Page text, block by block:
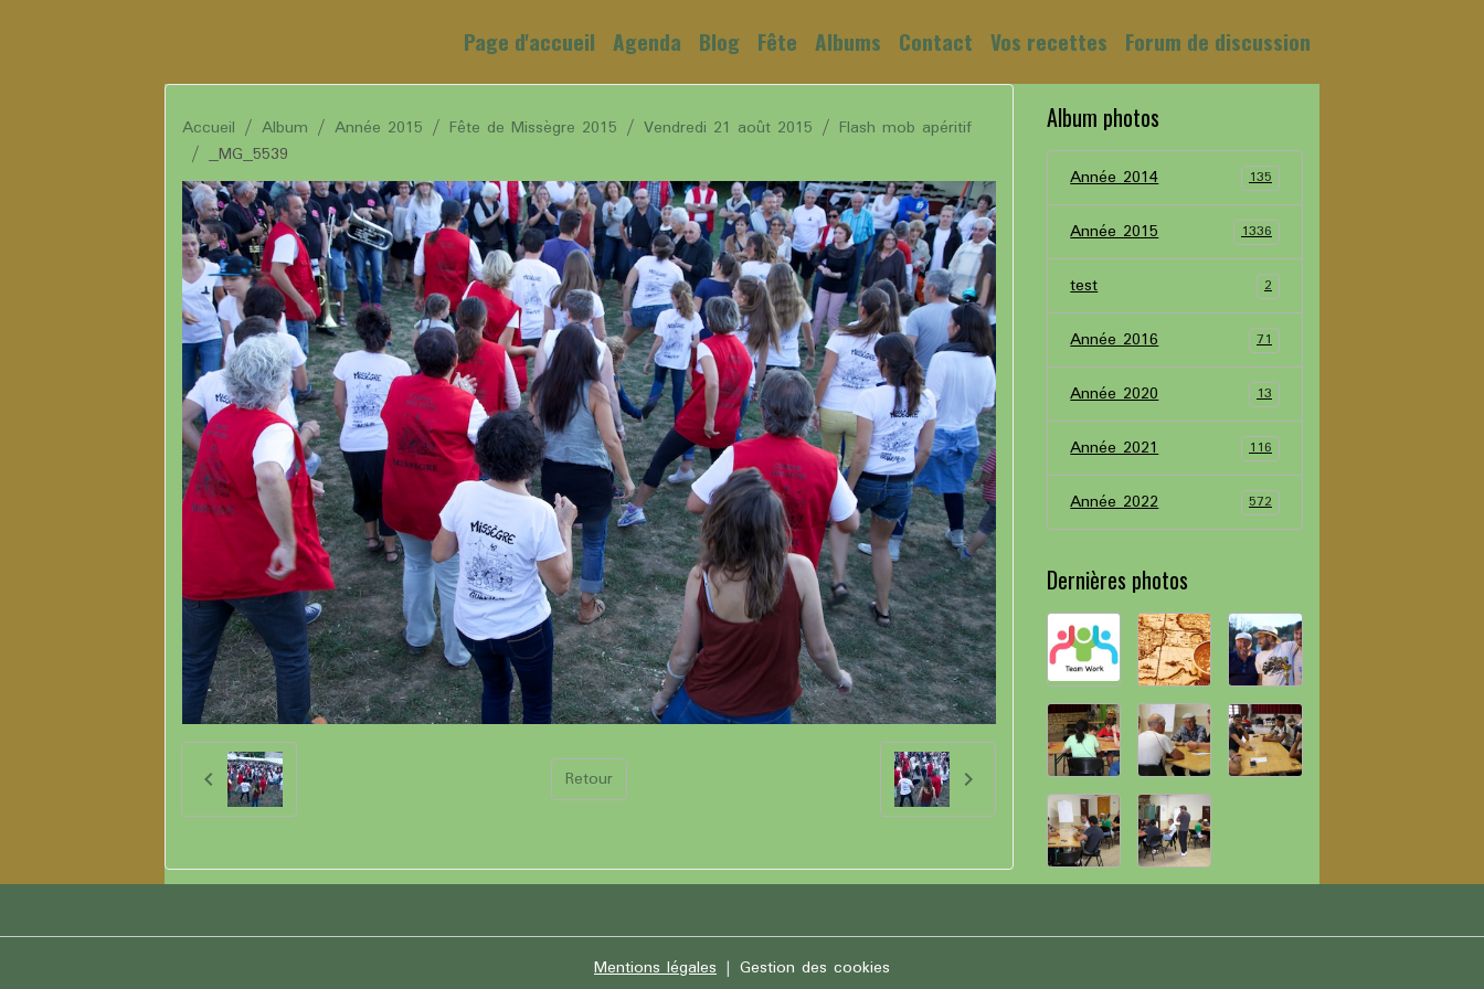
Page d'accueil Agenda Blog Fête Albums Contact Vos recettes Forum de discussion
Accueil Album Année 2015 Fête de Missègre 2015 Vendredi 21 août 2015
Flash mob apéritif
_MG_5539
Retour
Album photos
Année 2014 135
Année 2015 1336
test 2
Année 2016 71
Année 2020 13
Année 2021 116
Année 2022 572
Dernières photos
Mentions légales Gestion des cookies